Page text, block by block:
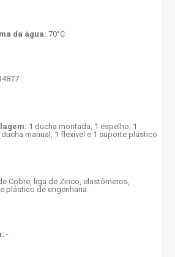
da água: 70°C
1 ducha montada, 1 espelho, 1
manual, 1 flexível e 1 suporte plástico
Cobre, liga de Zinco, elastômeros,
plástico de engenharia.
-